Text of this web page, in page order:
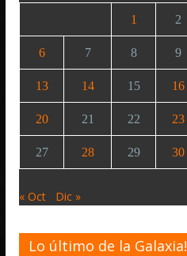
1 2
6 7 8 9
13 14 15 16
20 21 22 23
27 28 29 30
« Oct Dic »
Lo último de la Galaxia!